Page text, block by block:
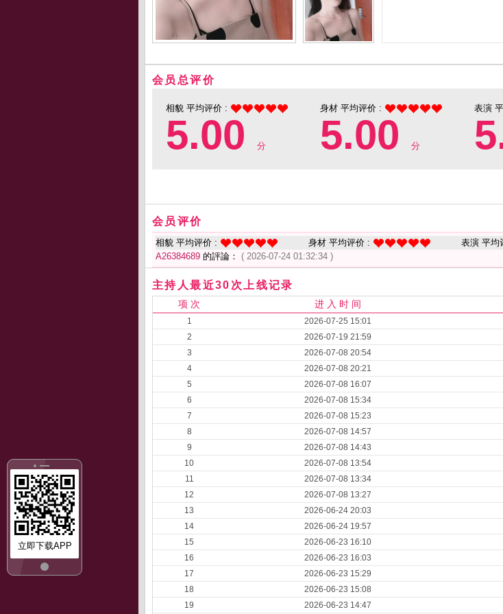
立即下载APP
会员总评价
相貌 平均评价 :
5.00 分
身材 平均评价 :
5.00 分
表演
会员评价
相貌 平均评价 : 身材 平均评价 : 表演 平均
A26384689 的評論： ( 2026-07-24 01:32:34 )
主持人最近30次上线记录
项 次 进 入 时 间
1 2026-07-25 15:01
2
2026-07-19 21:59
3
2026-07-08 20:54
4
2026-07-08 20:21
5
2026-07-08 16:07
6
2026-07-08 15:34
7
2026-07-08 15:23
8
2026-07-08 14:57
9
2026-07-08 14:43
10
2026-07-08 13:54
11
2026-07-08 13:34
12
2026-07-08 13:27
13
2026-06-24 20:03
14
2026-06-24 19:57
15
2026-06-23 16:10
16
2026-06-23 16:03
17
2026-06-23 15:29
18
2026-06-23 15:08
19
2026-06-23 14:47